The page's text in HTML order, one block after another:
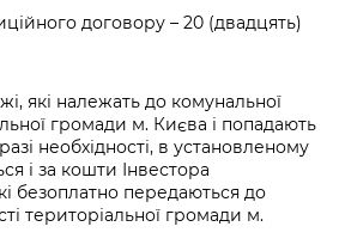
договору – 20 (двадцять)
які належать до комунальної
громади м. Києва і попадають
необхідності, в установленому
і за кошти Інвестора
безоплатно передаються до
територіальної громади м.